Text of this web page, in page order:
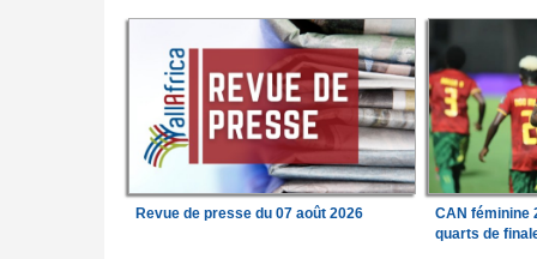
Revue de presse du 07 août 2026
CAN féminine
quarts de